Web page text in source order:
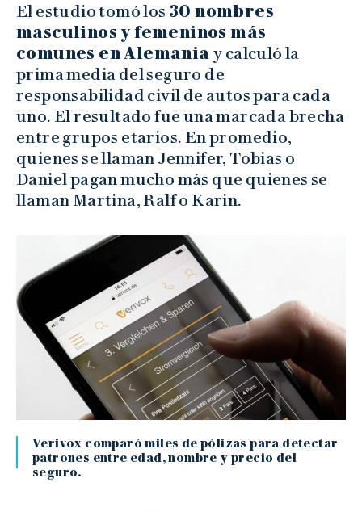
El estudio tomó los 30 nombres
masculinos y femeninos más
comunes en Alemania y calculó la
prima media del seguro de
responsabilidad civil de autos para cada
uno. El resultado fue una marcada brecha
entre grupos etarios. En promedio,
quienes se llaman Jennifer, Tobias o
Daniel pagan mucho más que quienes se
llaman Martina, Ralf o Karin.
Verivox comparó miles de pólizas para detectar
patrones entre edad, nombre y precio del
seguro.